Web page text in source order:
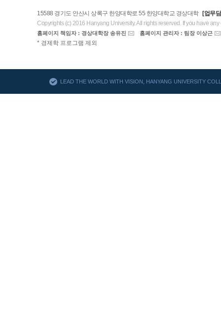
15588 경기도 안산시 상록구 한양대학로 55 한양대학교 경상대학
[업무
Copyrights (c) 2016 Hanyang University. All rights reserved. If you have any
홈페이지 책임자 : 경상대학장 송유진 홈페이지 관리자 : 팀장 이상근
AACSB
* 경제학 프로그램 제외
LEAD THE WORLD WITH VISION, HANYANG UNIVERSITY